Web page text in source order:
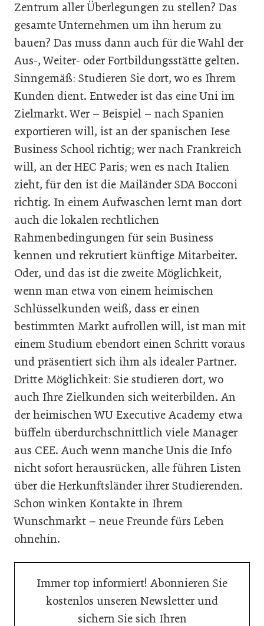
Zentrum aller Überlegungen zu stellen? Das
gesamte Unternehmen um ihn herum zu
bauen? Das muss dann auch für die Wahl der
Aus-, Weiter- oder Fortbildungsstätte gelten.
Sinngemäß: Studieren Sie dort, wo es Ihrem
Kunden dient. Entweder ist das eine Uni im
Zielmarkt. Wer – Beispiel – nach Spanien
exportieren will, ist an der spanischen Iese
Business School richtig; wer nach Frankreich
will, an der HEC Paris; wen es nach Italien
zieht, für den ist die Mailänder SDA Bocconi
richtig. In einem Aufwaschen lernt man dort
auch die lokalen rechtlichen
Rahmenbedingungen für sein Business
kennen und rekrutiert künftige Mitarbeiter.
Oder, und das ist die zweite Möglichkeit,
wenn man etwa von einem heimischen
Schlüsselkunden weiß, dass er einen
bestimmten Markt aufrollen will, ist man mit
einem Studium ebendort einen Schritt voraus
und präsentiert sich ihm als idealer Partner.
Dritte Möglichkeit: Sie studieren dort, wo
auch Ihre Zielkunden sich weiterbilden. An
der heimischen WU Executive Academy etwa
büffeln überdurchschnittlich viele Manager
aus CEE. Auch wenn manche Unis die Info
nicht sofort herausrücken, alle führen Listen
über die Herkunftsländer ihrer Studierenden.
Schon winken Kontakte in Ihrem
Wunschmarkt – neue Freunde fürs Leben
ohnehin.
Immer top informiert! Abonnieren Sie
kostenlos unseren Newsletter und
sichern Sie sich Ihren